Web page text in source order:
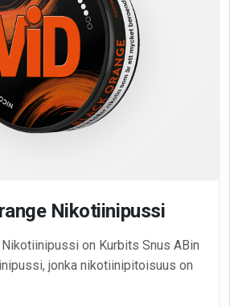
Nikotiinipussi
on Kurbits Snus ABin
jonka nikotiinipitoisuus on